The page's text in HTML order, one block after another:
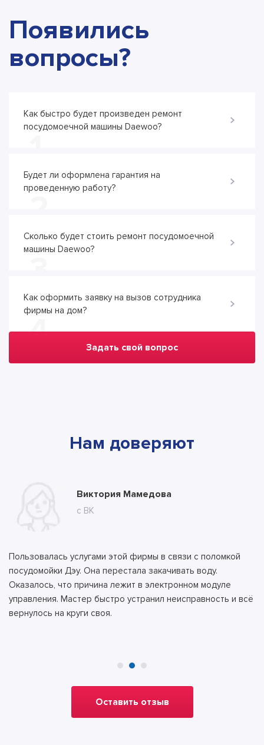
Появились
вопросы?
Как быстро будет произведен ремонт
посудомоечной машины Daewoo?
Будет ли оформлена гарантия на
проведенную работу?
Сколько будет стоить ремонт посудомоечной
машины Daewoo?
Как оформить заявку на вызов сотрудника
фирмы на дом?
4 Задать свой вопрос
Нам доверяют
Ангелина Владимирова
с сайта
Виктория Мамедова
с ВК
Пользовалась услугами этой фирмы в связи с поломкой
посудомойки Дэу. Она перестала закачивать воду.
Оказалось, что причина лежит в электронном модуле
управления. Мастер быстро устранил неисправность и всё
вернулось на круги своя.
Александра Непряхина
с сайта
Оставить отзыв